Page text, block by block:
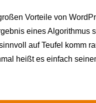
Vorteile von
eines Algorithmus
auf Teufel komm
heißt es einfach